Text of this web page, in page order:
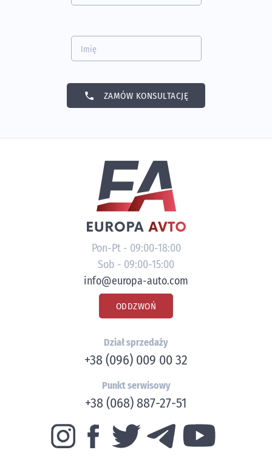
Imię
phone ZAMÓW KONSULTACJĘ
Pon-Pt - 09:00-18:00
Sob - 09:00-15:00
info@europa-auto.com
ODDZWOŃ
Dział sprzedaży
+38 (096) 009 00 32
Punkt serwisowy
+38 (068) 887-27-51